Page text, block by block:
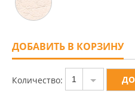
ДОБАВИТЬ В КОРЗИНУ
Количество: 1